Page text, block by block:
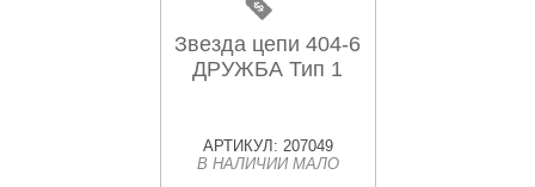
Звезда цепи 404-6
ДРУЖБА Тип 1
АРТИКУЛ: 207049
В НАЛИЧИИ МАЛО